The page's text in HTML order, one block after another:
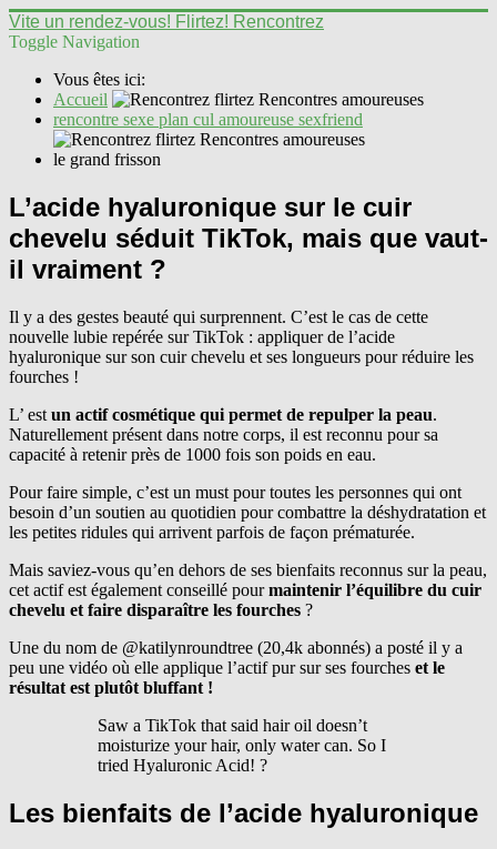
Vite un rendez-vous! Flirtez! Rencontrez
Toggle Navigation
Vous êtes ici:
Accueil
rencontre sexe plan cul amoureuse sexfriend
le grand frisson
L’acide hyaluronique sur le cuir
chevelu séduit TikTok, mais que vaut-
il vraiment ?
Il y a des gestes beauté qui surprennent. C’est le cas de cette
nouvelle lubie repérée sur TikTok : appliquer de l’acide
hyaluronique sur son cuir chevelu et ses longueurs pour réduire les
fourches !
L’ est un actif cosmétique qui permet de repulper la peau.
Naturellement présent dans notre corps, il est reconnu pour sa
capacité à retenir près de 1000 fois son poids en eau.
Pour faire simple, c’est un must pour toutes les personnes qui ont
besoin d’un soutien au quotidien pour combattre la déshydratation et
les petites ridules qui arrivent parfois de façon prématurée.
Mais saviez-vous qu’en dehors de ses bienfaits reconnus sur la peau,
cet actif est également conseillé pourmaintenir l’équilibre du cuir
chevelu et faire disparaître les fourches ?
Une du nom de @katilynroundtree (20,4k abonnés) a posté il y a
peu une vidéo où elle applique l’actif pur sur ses fourches et le
résultat est plutôt bluffant !
Saw a TikTok that said hair oil doesn’t
moisturize your hair, only water can. So I
tried Hyaluronic Acid! ?
Les bienfaits de l’acide hyaluronique